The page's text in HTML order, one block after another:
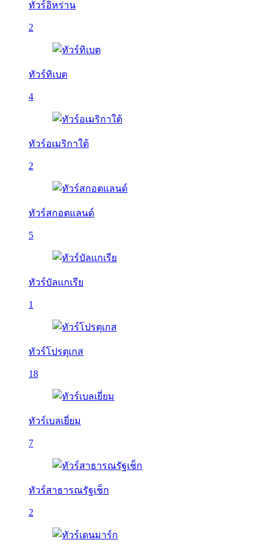
ทัวร์อิหร่าน
2
ทัวร์ทิเบต
4
ทัวร์อเมริกาใต้
2
ทัวร์สกอตแลนด์
5
ทัวร์บัลเเกเรีย
1
ทัวร์โปรตุเกส
18
ทัวร์เบลเยี่ยม
7
ทัวร์สาธารณรัฐเช็ก
2